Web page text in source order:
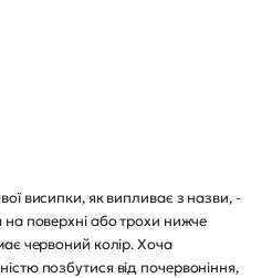
висипки, як випливає з назви, -
поверхні або трохи нижче
червоний колір. Хоча
позбутися від почервоніння,